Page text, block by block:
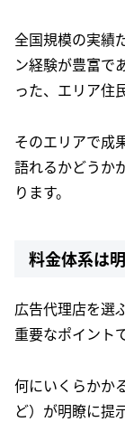
全国規模の実績
ン経験が豊富で
った、エリア住
そのエリアで成
語れるかどうか
ります。
料金体系は
広告代理店を選
重要なポイント
何にいくらかか
ど）が明瞭に提